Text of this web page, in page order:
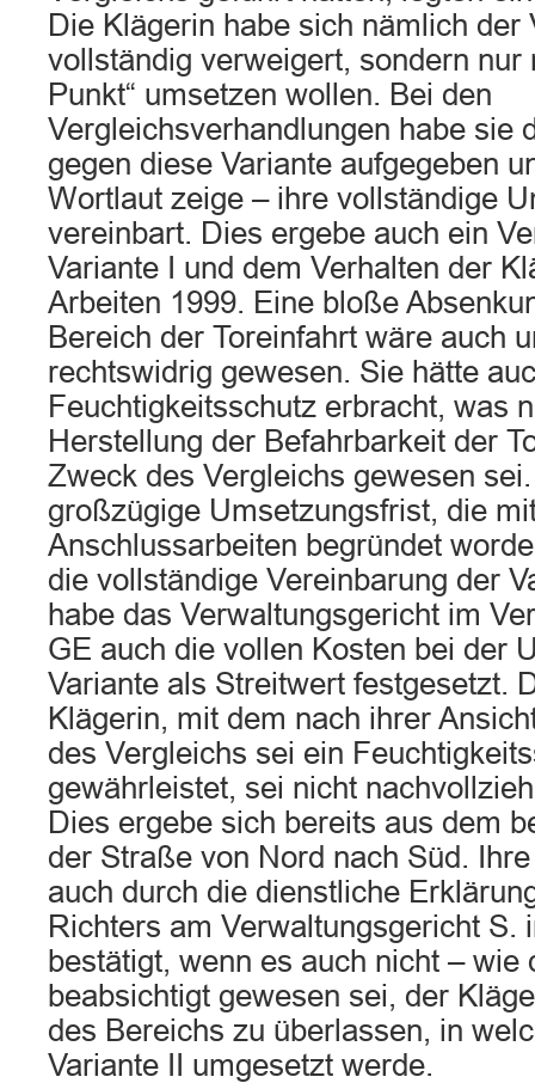
Die Klägerin habe sich nämlich der
vollständig verweigert, sondern nur
Punkt“ umsetzen wollen. Bei den
Vergleichsverhandlungen habe sie
gegen diese Variante aufgegeben
Wortlaut zeige – ihre vollständige
vereinbart. Dies ergebe auch ein
Variante I und dem Verhalten der
Arbeiten 1999. Eine bloße
Bereich der Toreinfahrt wäre auch
rechtswidrig gewesen. Sie hätte
Feuchtigkeitsschutz erbracht, was
Herstellung der Befahrbarkeit der
Zweck des Vergleichs gewesen
großzügige Umsetzungsfrist, die
Anschlussarbeiten begründet
die vollständige Vereinbarung der
habe das Verwaltungsgericht im
GE auch die vollen Kosten bei der
Variante als Streitwert festgesetzt.
Klägerin, mit dem nach ihrer
des Vergleichs sei ein
gewährleistet, sei nicht
Dies ergebe sich bereits aus dem
der Straße von Nord nach Süd.
auch durch die dienstliche
Richters am Verwaltungsgericht S.
bestätigt, wenn es auch nicht – wie
beabsichtigt gewesen sei, der
des Bereichs zu überlassen, in
Variante II umgesetzt werde.